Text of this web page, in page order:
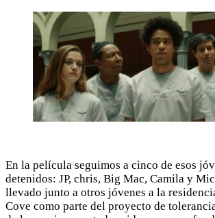
En la película seguimos a cinco de esos
detenidos: JP, chris, Big Mac, Camila y
llevado junto a otros jóvenes a la
Cove como parte del proyecto de